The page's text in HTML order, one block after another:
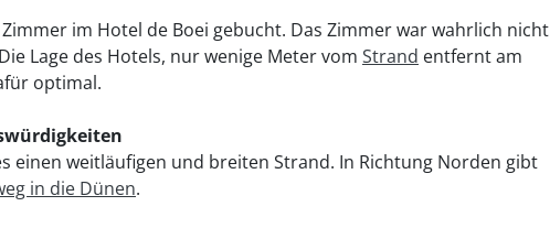
im Hotel de Boei gebucht. Das Zimmer war wahrlich nicht
Lage des Hotels, nur wenige Meter vom Strand entfernt am
optimal.
einen weitläufigen und breiten Strand. In Richtung Norden gibt
in die Dünen.